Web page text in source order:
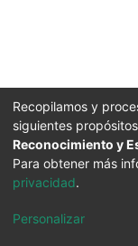
Recopilamos y
siguientes
Reconocimiento y
Para obtener más
privacidad.
Personalizar